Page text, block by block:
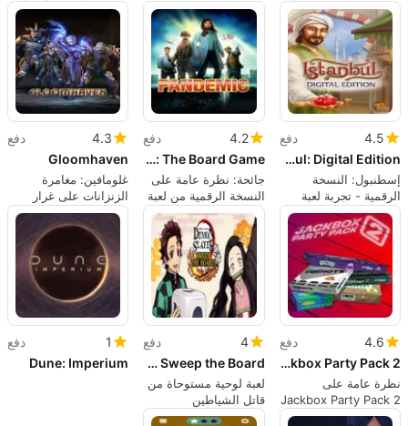
على الطاولة إلى وحدات
التحكم
تشيس
4.5
دفع
Istanbul: Digital Edition
إسطنبول: النسخة
الرقمية - تجربة لعبة
لوحية استراتيجية
4.2
دفع
Pandemic: The Board Game
جائحة: نظرة عامة على
النسخة الرقمية من لعبة
اللوحة
4.3
دفع
Gloomhaven
غلومافين: مغامرة
الزنزانات على غرار
الروغ لايك
4.6
دفع
The Jackbox Party Pack 2
نظرة عامة على
Jackbox Party Pack 2
4
دفع
Demon Slayer -Kimetsu no Yaiba- Sweep the Board!
لعبة لوحية مستوحاة من
قاتل الشياطين
1
دفع
Dune: Imperium